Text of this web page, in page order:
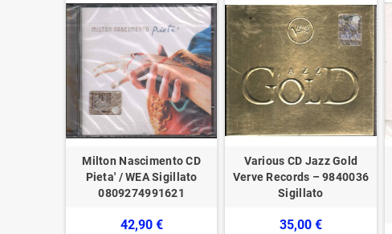
Milton Nascimento CD
Pieta' / WEA Sigillato
0809274991621
42,90 €
Various CD Jazz Gold
Verve Records – 9840036
Sigillato
35,00 €